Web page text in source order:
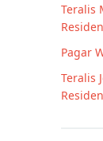
Teralis
Pagar
Teralis